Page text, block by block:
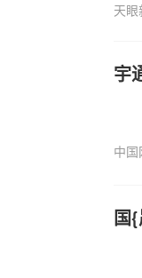
天眼
宇
中
国